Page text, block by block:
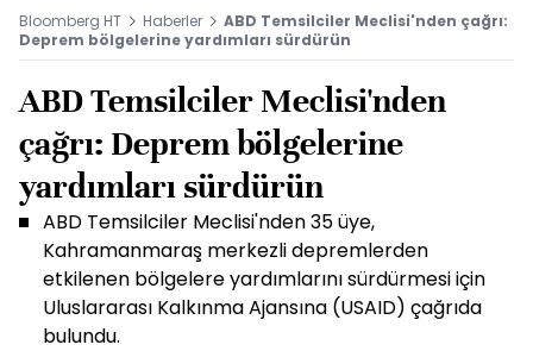
Bloomberg HT Haberler
ABD Temsilciler Meclisi'nden çağrı:
Deprem bölgelerine yardımları sürdürün
ABD Temsilciler Meclisi'nden
çağrı: Deprem bölgelerine
yardımları sürdürün
ABD Temsilciler Meclisi'nden 35 üye,
Kahramanmaraş merkezli depremlerden
etkilenen bölgelere yardımlarını sürdürmesi için
Uluslararası Kalkınma Ajansına (USAID) çağrıda
bulundu.